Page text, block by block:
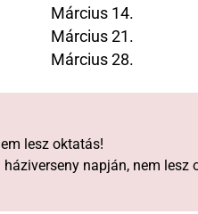
Március 14.
Március 21.
Március 28.
lesz oktatás!
napján, nem lesz